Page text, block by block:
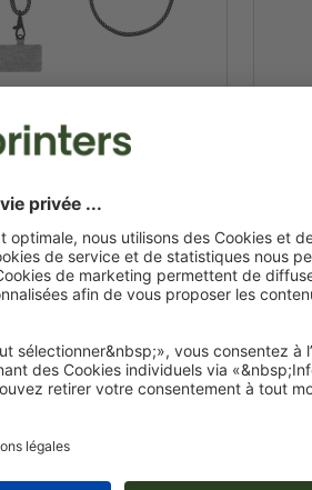
Lanyard
1,0 x 2,5 cm
Prix unitaire dès6,01 € TTC
pour 5000 ex.